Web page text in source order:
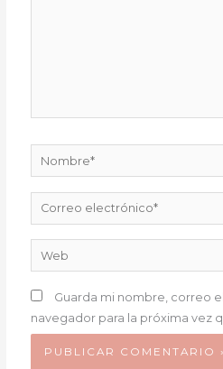
Nombre*
Correo
electrónico*
Web
Guarda mi nombre, correo
navegador para la próxima vez